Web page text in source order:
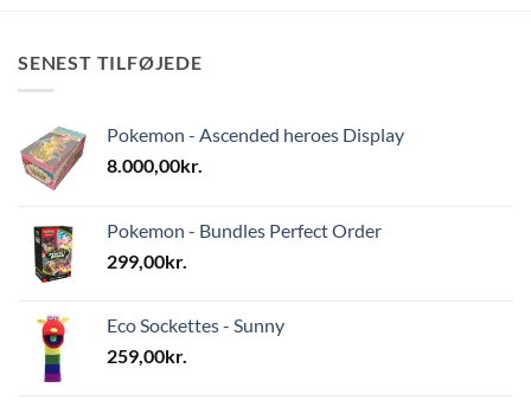
SENEST TILFØJEDE
Pokemon - Ascended heroes Display
8.000,00kr.
Pokemon - Bundles Perfect Order
299,00kr.
Eco Sockettes - Sunny
259,00kr.